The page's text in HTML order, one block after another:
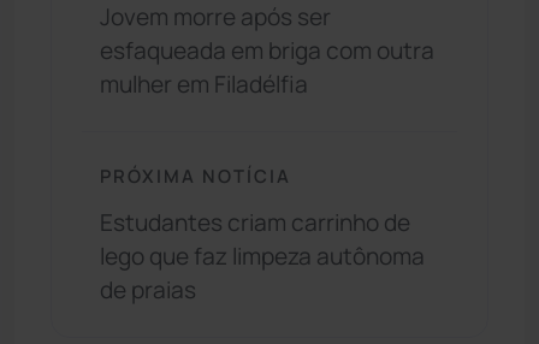
Jovem morre após ser
esfaqueada em briga com outra
mulher em Filadélfia
PRÓXIMA NOTÍCIA
Estudantes criam carrinho de
lego que faz limpeza autônoma
de praias